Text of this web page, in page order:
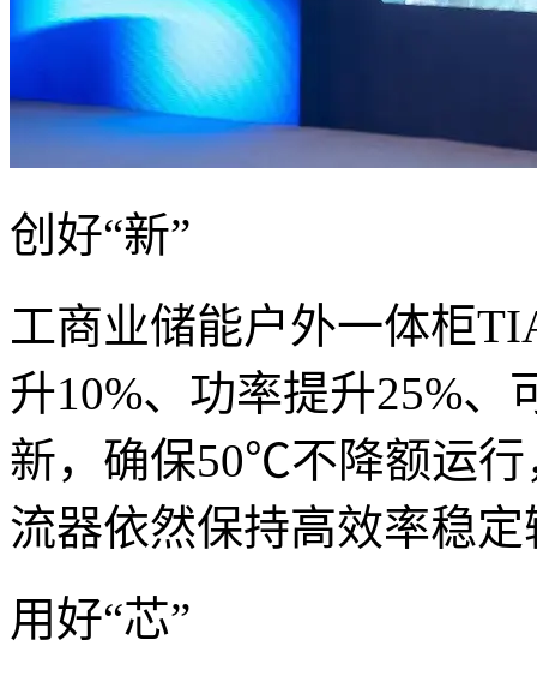
创好“新”
工商业储能户外一体柜
升10%、功率提升25%
新，确保50℃不降额运行
流器依然保持高效率稳
用好“芯”